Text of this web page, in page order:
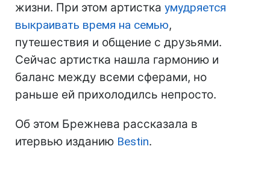
жизни. При этом артистка умудряется
выкраивать время на семью,
путешествия и общение с друзьями.
Сейчас артистка нашла гармонию и
баланс между всеми сферами, но
раньше ей прихолодилсь непросто.
Об этом Брежнева рассказала в
итервью изданию Вestin.